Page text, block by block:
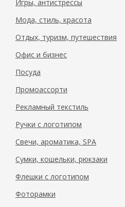
Игры, антистрессы
Мода, стиль, красота
Отдых, туризм, путешествия
Офис и бизнес
Посуда
Промоассорти
Рекламный текстиль
Ручки с логотипом
Свечи, ароматика, SPA
Сумки, кошельки, рюкзаки
Флешки с логотипом
Фоторамки